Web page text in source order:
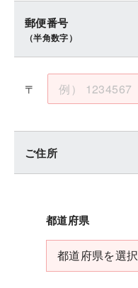
郵便番号
（半角数字）
〒
ご住所
都道府県